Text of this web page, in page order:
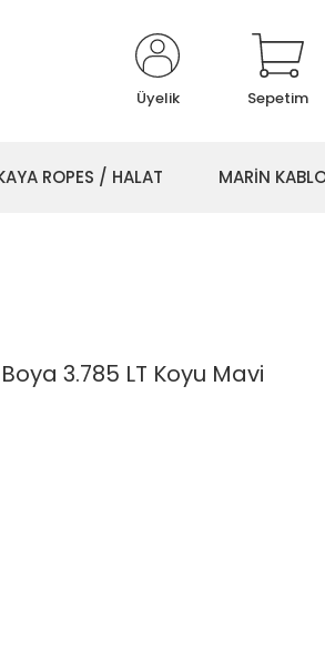
Üyelik Sepetim
ROPES / HALAT MARİN
3.785 LT Koyu Mavi